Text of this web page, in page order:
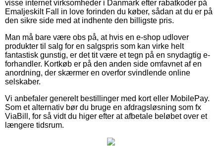
visse internet virksomheder i Danmark efter rabatkoder på
Emaljeskilt Fall in love forinden du køber, sådan at du er på
den sikre side med at indhente den billigste pris.
Man må bare være obs på, at hvis en e-shop udlover
produkter til salg for en salgspris som kan virke helt
fantastisk gunstig, er det tit være et tegn på en snydagtig e-
forhandler. Kortkøb er på den anden side omfavnet af en
anordning, der skærmer en overfor svindlende online
selskaber.
Vi anbefaler generelt bestillinger med kort eller MobilePay.
Som et alternativ bør du bruge en afdragsløsning som fx
ViaBill, for så vidt du higer efter at afbetale beløbet over et
længere tidsrum.